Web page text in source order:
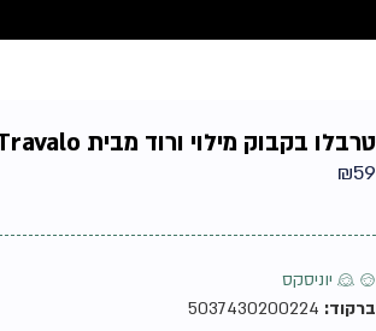
טרבלו בקבוק מילוי ורוד מבית Travalo – יוניסקס
₪59
♂ ♀ יוניסקס
ברקוד: